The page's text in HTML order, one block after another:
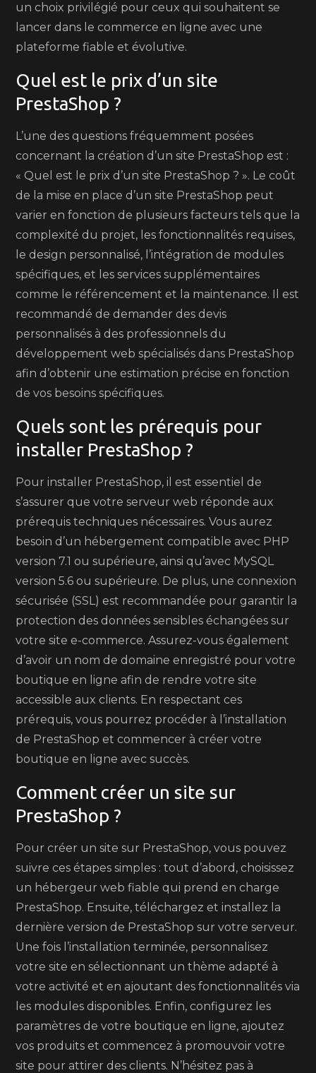
un choix privilégié pour ceux qui souhaitent se
lancer dans le commerce en ligne avec une
plateforme fiable et évolutive.
Quel est le prix d’un site
PrestaShop ?
L’une des questions fréquemment posées
concernant la création d’un site PrestaShop est :
« Quel est le prix d’un site PrestaShop ? ». Le coût
de la mise en place d’un site PrestaShop peut
varier en fonction de plusieurs facteurs tels que la
complexité du projet, les fonctionnalités requises,
le design personnalisé, l’intégration de modules
spécifiques, et les services supplémentaires
comme le référencement et la maintenance. Il est
recommandé de demander des devis
personnalisés à des professionnels du
développement web spécialisés dans PrestaShop
afin d’obtenir une estimation précise en fonction
de vos besoins spécifiques.
Quels sont les prérequis pour
installer PrestaShop ?
Pour installer PrestaShop, il est essentiel de
s’assurer que votre serveur web réponde aux
prérequis techniques nécessaires. Vous aurez
besoin d’un hébergement compatible avec PHP
version 7.1 ou supérieure, ainsi qu’avec MySQL
version 5.6 ou supérieure. De plus, une connexion
sécurisée (SSL) est recommandée pour garantir la
protection des données sensibles échangées sur
votre site e-commerce. Assurez-vous également
d’avoir un nom de domaine enregistré pour votre
boutique en ligne afin de rendre votre site
accessible aux clients. En respectant ces
prérequis, vous pourrez procéder à l’installation
de PrestaShop et commencer à créer votre
boutique en ligne avec succès.
Comment créer un site sur
PrestaShop ?
Pour créer un site sur PrestaShop, vous pouvez
suivre ces étapes simples : tout d’abord, choisissez
un hébergeur web fiable qui prend en charge
PrestaShop. Ensuite, téléchargez et installez la
dernière version de PrestaShop sur votre serveur.
Une fois l’installation terminée, personnalisez
votre site en sélectionnant un thème adapté à
votre activité et en ajoutant des fonctionnalités via
les modules disponibles. Enfin, configurez les
paramètres de votre boutique en ligne, ajoutez
vos produits et commencez à promouvoir votre
site pour attirer des clients. N’hésitez pas à